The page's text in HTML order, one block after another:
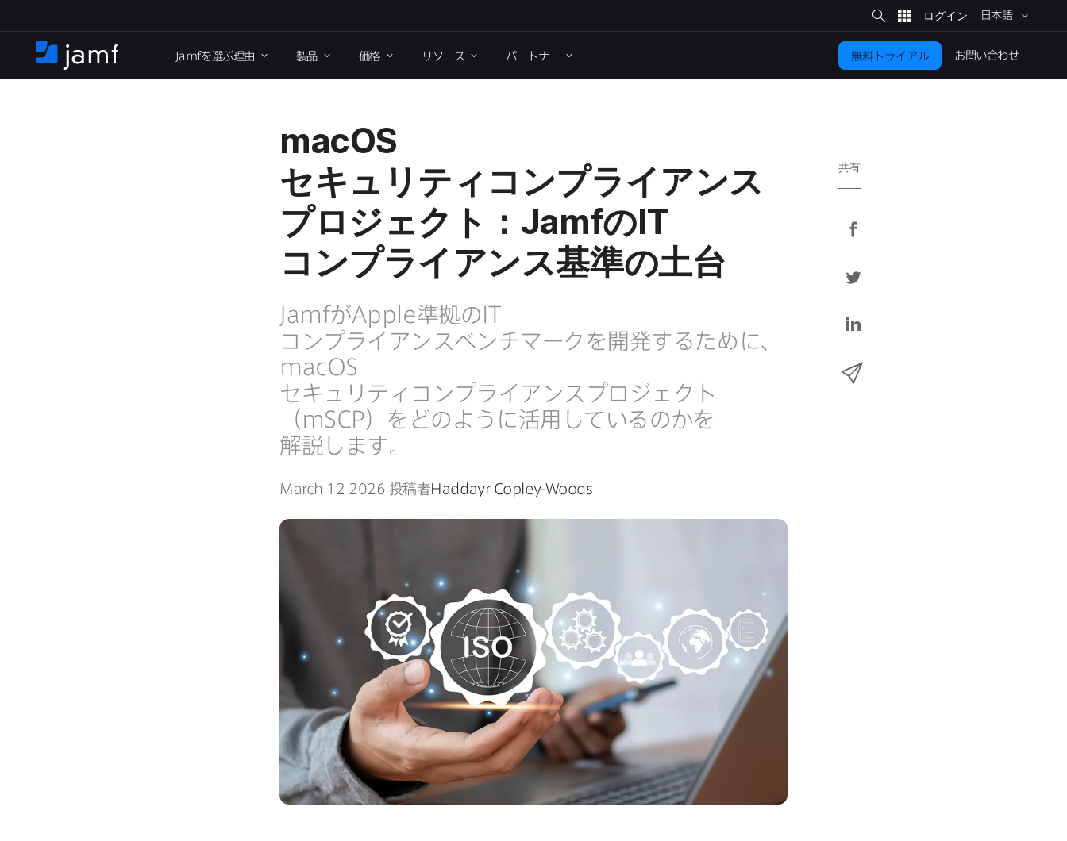
イ
ン
サ
イ
ト
検
索
日本語
ホ
ー
Jamfを​選ぶ理由 製品 価格 リソース パートナー 無料トライアル お問い​合わせ
macOS
セキュリティコンプライアンス
プロジェクト： JamfのIT
コンプライアンス基準の​土台
JamfがApple準拠の IT
コンプライアンスベンチマークを​開発する​ために、
macOS
セキュリティコンプライアンスプロジェクト​
（ mSCP）を​どのように​活用しているのかを​
解説します。
March 12 2026 投稿者Haddayr Copley-Woods
共有